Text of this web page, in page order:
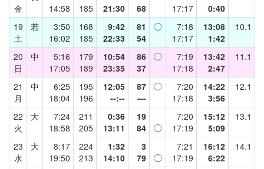
金
14:58
185
21:30
68
17:17
0:40
19
土
若
3:50
16:02
168
185
9:42
22:33
81
54
◯
7:18
17:17
13:08
1:42
10.1
20
日
中
5:16
17:05
179
189
10:54
23:35
86
37
◯
7:19
17:18
13:42
2:47
11.1
21
月
中
6:25
18:04
195
196
12:05
--:--
87
---
◯
7:20
17:18
14:22
3:56
12.1
22
火
大
7:24
18:58
211
205
0:36
13:11
19
84
◯
7:20
17:19
15:12
5:09
13.1
23
水
大
8:17
19:50
224
213
1:32
14:10
3
79
◯
7:21
17:19
16:12
6:22
14.1